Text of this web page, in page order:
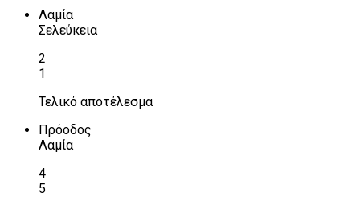
Λαμία
Σελεύκεια
2
1
Τελικό αποτέλεσμα
Πρόοδος
Λαμία
4
5